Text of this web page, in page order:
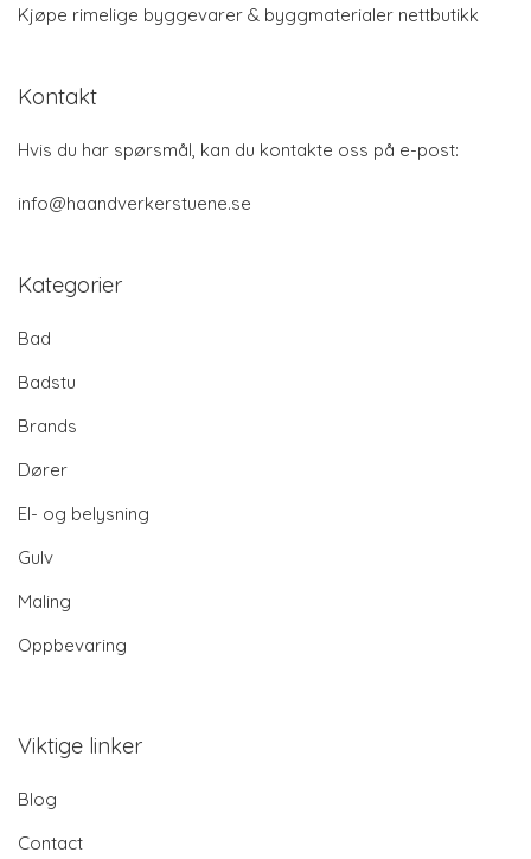
Kjøpe rimelige byggevarer & byggmaterialer nettbutikk
Kontakt
Hvis du har spørsmål, kan du kontakte oss på e-post:
info@haandverkerstuene.se
Kategorier
Bad
Badstu
Brands
Dører
El- og belysning
Gulv
Maling
Oppbevaring
Viktige linker
Blog
Contact